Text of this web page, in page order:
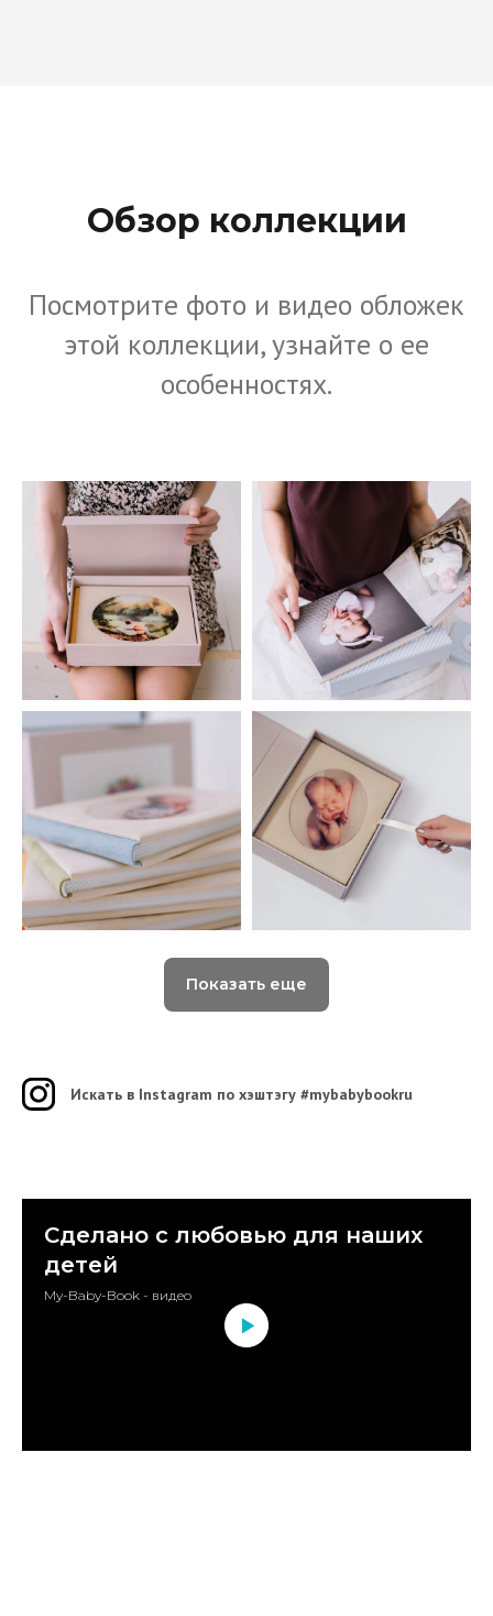
Обзор коллекции
Посмотрите фото и видео обложек
этой коллекции, узнайте о ее
особенностях.
Показать еще
Искать в Instagram по хэштэгу #mybabybookru
Сделано с любовью для наших
детей
My-Baby-Book - видео